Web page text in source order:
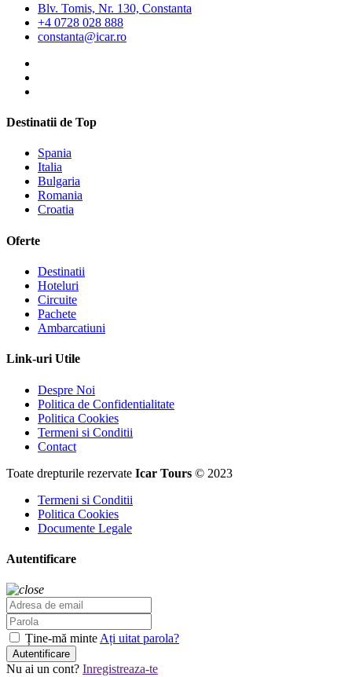
Blv. Tomis, Nr. 130, Constanta
+4 0728 028 888
constanta@icar.ro
Destinatii de Top
Spania
Italia
Bulgaria
Romania
Croatia
Oferte
Destinatii
Hoteluri
Circuite
Pachete
Ambarcatiuni
Link-uri Utile
Despre Noi
Politica de Confidentialitate
Politica Cookies
Termeni si Conditii
Contact
Toate drepturile rezervate Icar Tours © 2023
Termeni si Conditii
Politica Cookies
Documente Legale
Autentificare
Ține-mă minte Ați uitat parola?
Autentificare
Nu ai un cont? Inregistreaza-te